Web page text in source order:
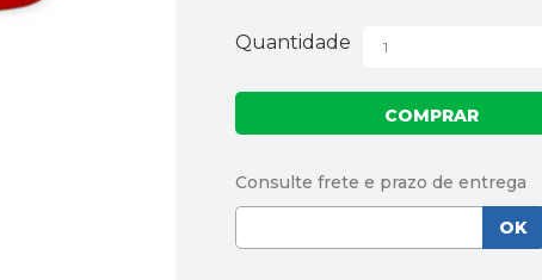
Quantidade